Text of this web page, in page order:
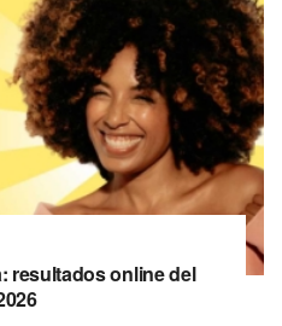
resultados online del